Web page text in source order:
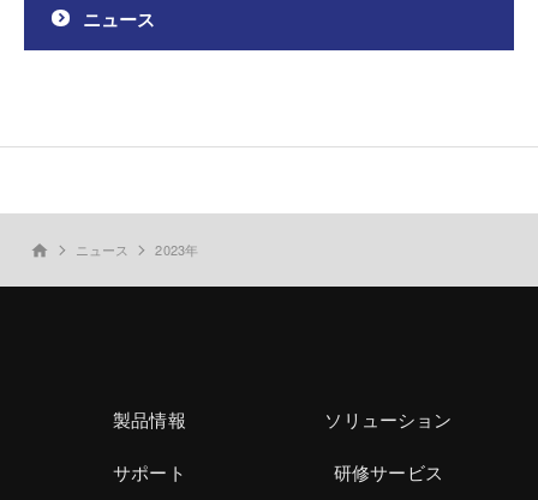
ニュース
home ニュース 2023年
製品情報 ソリューション
サポート 研修サービス